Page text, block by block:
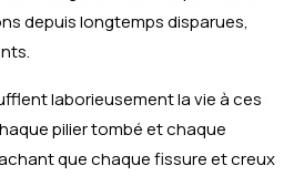
depuis longtemps disparues,
laborieusement la vie à ces
pilier tombé et chaque
que chaque fissure et creux